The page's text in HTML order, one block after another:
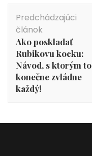
Navigácia
článku
Predchádzajúci
článok
Ako poskladať
Rubikovu kocku:
Návod, s ktorým to
konečne zvládne
každý!